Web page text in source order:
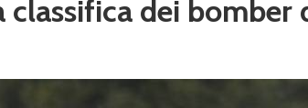
classifica dei bomber